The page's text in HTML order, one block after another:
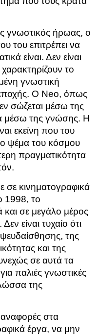
γνωστικός ήρωας, ο
του επιτρέπει να
είναι. Δεν είναι
χαρακτηρίζουν το
γνωστική
Ο Neo, όπως
σώζεται μέσω της
μέσω της γνώσης. Η
εκείνη που του
ψέμα του κόσμου
πραγματικότητα
σε κινηματογραφικά
1998, το
σε μεγάλο μέρος
είναι τυχαίο ότι
της
και της
σε αυτά τα
παλιές γνωστικές
της
αναφορές στα
έργα, να μην